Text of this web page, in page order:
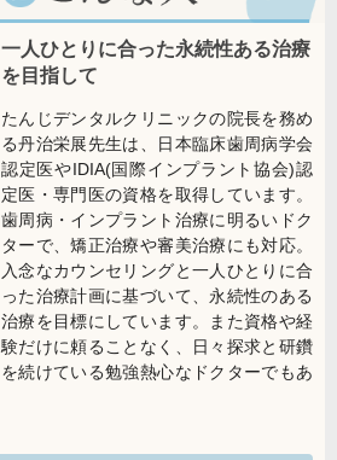
一人ひとりに合った永続性ある治療
を目指して
たんじデンタルクリニックの院長を務め
る丹治栄展先生は、日本臨床歯周病学会
認定医やIDIA(国際インプラント協会)認
定医・専門医の資格を取得しています。
歯周病・インプラント治療に明るいドク
ターで、矯正治療や審美治療にも対応。
入念なカウンセリングと一人ひとりに合
った治療計画に基づいて、永続性のある
治療を目標にしています。また資格や経
験だけに頼ることなく、日々探求と研鑽
を続けている勉強熱心なドクターでもあ